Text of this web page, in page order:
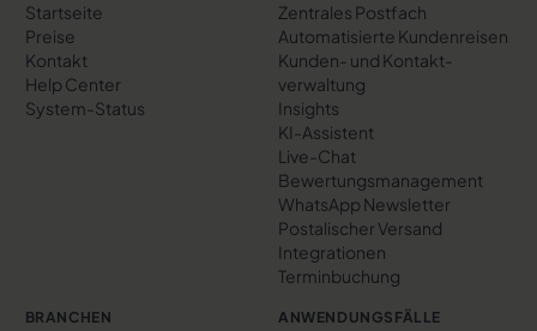
Startseite
Preise
Kontakt
Help Center
System-Status
Zentrales Postfach
Automatisierte Kundenreisen
Kunden- und Kontakt­
verwaltung
Insights
KI-Assistent
Live-Chat
Bewertungs­management
WhatsApp Newsletter
Postalischer Versand
Integrationen
Terminbuchung
BRANCHEN ANWENDUNGSFÄLLE